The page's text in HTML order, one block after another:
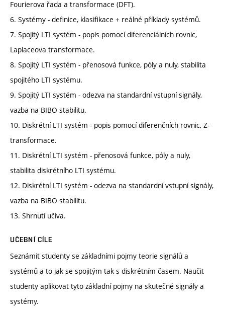
Fourierova řada a transformace (DFT).
6. Systémy - definice, klasifikace + reálné příklady systémů.
7. Spojitý LTI systém - popis pomocí diferenciálních rovnic,
Laplaceova transformace.
8. Spojitý LTI systém - přenosová funkce, póly a nuly, stabilita
spojitého LTI systému.
9. Spojitý LTI systém - odezva na standardní vstupní signály,
vazba na BIBO stabilitu.
10. Diskrétní LTI systém - popis pomocí diferenčních rovnic, Z-
transformace.
11. Diskrétní LTI systém - přenosová funkce, póly a nuly,
stabilita diskrétního LTI systému.
12. Diskrétní LTI systém - odezva na standardní vstupní signály,
vazba na BIBO stabilitu.
13. Shrnutí učiva.
UČEBNÍ CÍLE
Seznámit studenty se základními pojmy teorie signálů a
systémů a to jak se spojitým tak s diskrétním časem. Naučit
studenty aplikovat tyto základní pojmy na skutečné signály a
systémy.